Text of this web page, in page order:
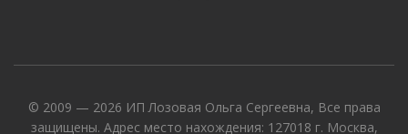
© 2009 — 2026 ИП Лозовая Ольга Сергеевна, Все права
защищены. Адрес место нахождения: 127018 г. Москва,